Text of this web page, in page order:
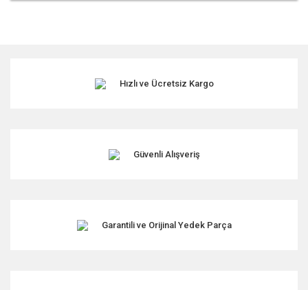
Ürün resmi kalitesiz, bozuk veya görüntülenemiyor.
Ürün fiyatı diğer sitelerden daha pahalı.
Hızlı ve Ücretsiz Kargo
Güvenli Alışveriş
Garantili ve Orijinal Yedek Parça